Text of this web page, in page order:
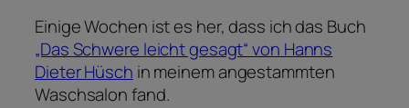
Einige Wochen ist es her, dass ich das Buch
„Das Schwere leicht gesagt“ von Hanns
Dieter Hüsch in meinem angestammten
Waschsalon fand.